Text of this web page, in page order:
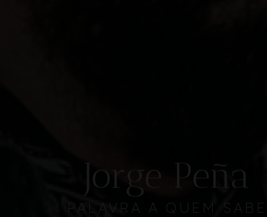
Jorge Peña
PALAVRA A QUEM SABE